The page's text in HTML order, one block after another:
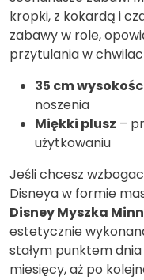
kropki, z kokardą i
zabawy w role,
przytulania w
35 cm
noszenia
Miękki plusz –
użytkowaniu
Jeśli chcesz
Disneya w formie
Disney Myszka
estetycznie
stałym punktem
miesięcy, aż po